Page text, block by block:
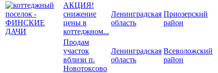
АКЦИЯ!
снижение
цены в
коттеджном...
Ленинградская
область
Приозерский
район
Продам
участок
вблизи п.
Новотоксово
Ленинградская
область
Всеволожский
район